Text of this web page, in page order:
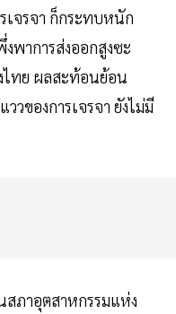
เจรจา ก็กระทบหนัก
พาการส่งออกสูงซะ
ทย ผลสะท้อนย้อน
วของการเจรจา ยังไม่มี
สภาอุตสาหกรรมแห่ง